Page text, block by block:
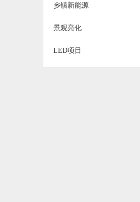
乡镇新能源
景观亮化
LED项目